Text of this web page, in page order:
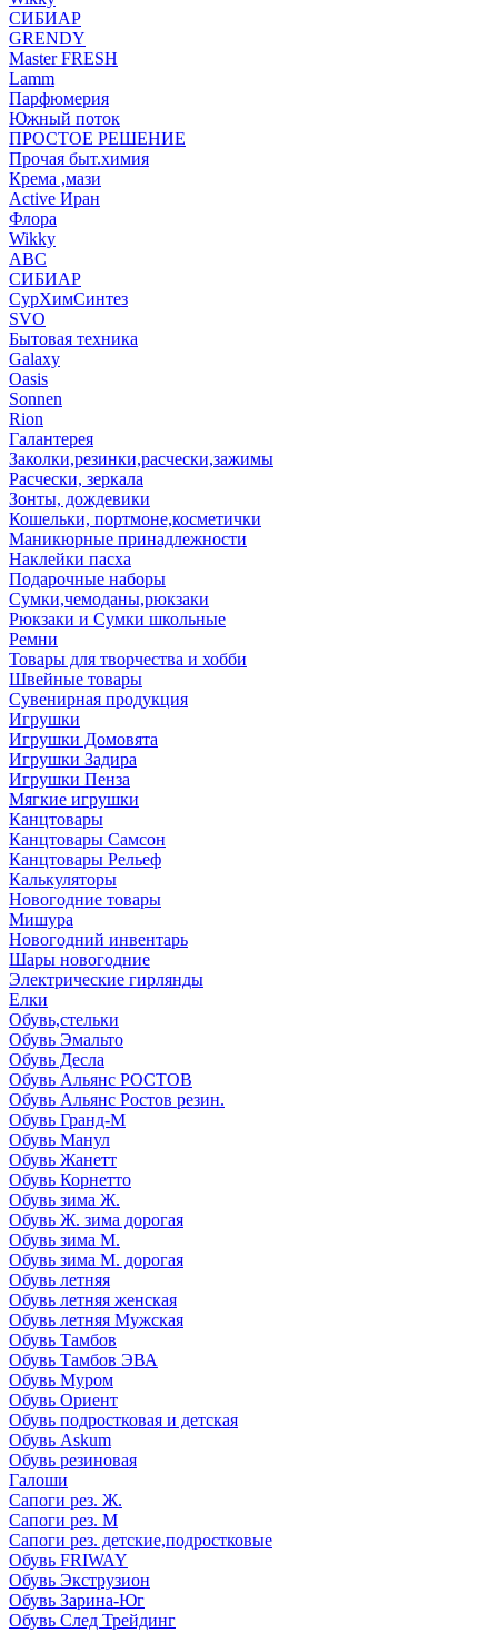
СИБИАР
GRENDY
Master FRESH
Lamm
Парфюмерия
Южный поток
ПРОСТОЕ РЕШЕНИЕ
Прочая быт.химия
Крема ,мази
Аctive Иран
Флора
Wikky
АВС
СИБИАР
СурХимСинтез
SVO
Бытовая техника
Galaxy
Oasis
Sonnen
Rion
Галантерея
Заколки,резинки,расчески,зажимы
Расчески, зеркала
Зонты, дождевики
Кошельки, портмоне,косметички
Маникюрные принадлежности
Наклейки пасха
Подарочные наборы
Сумки,чемоданы,рюкзаки
Рюкзаки и Сумки школьные
Ремни
Товары для творчества и хобби
Швейные товары
Сувенирная продукция
Игрушки
Игрушки Домовята
Игрушки Задира
Игрушки Пенза
Мягкие игрушки
Канцтовары
Канцтовары Самсон
Канцтовары Рельеф
Калькуляторы
Новогодние товары
Мишура
Новогодний инвентарь
Шары новогодние
Электрические гирлянды
Елки
Обувь,стельки
Обувь Эмальто
Обувь Десла
Обувь Альянс РОСТОВ
Обувь Альянс Ростов резин.
Обувь Гранд-М
Обувь Манул
Обувь Жанетт
Обувь Корнетто
Обувь зима Ж.
Обувь Ж. зима дорогая
Обувь зима М.
Обувь зима М. дорогая
Обувь летняя
Обувь летняя женская
Обувь летняя Мужская
Обувь Тамбов
Обувь Тамбов ЭВА
Обувь Муром
Обувь Ориент
Обувь подростковая и детская
Обувь Askum
Обувь резиновая
Галоши
Сапоги рез. Ж.
Сапоги рез. М
Сапоги рез. детские,подростковые
Обувь FRIWAY
Обувь Экструзион
Обувь Зарина-Юг
Обувь След Трейдинг